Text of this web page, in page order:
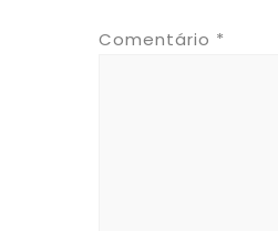
Comentário *